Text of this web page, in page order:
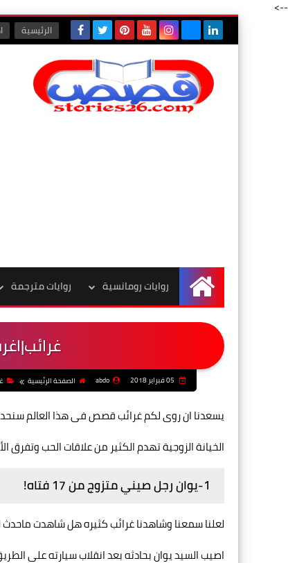
-->
الرئيسية
الرئيسية
روايات رومانسية روايات مترجمة
غرائب|اغرب 5 قصص
abdo الصفحة الرئيسية
يسعدنا ان روى لكم غرائب قصص فى هذا العالم
الخيانة الزوجية تهدم الكثير من علاقات الحب
1-يوان رجل صيني متزوج من 17 فتاه!
لعلنا سمعنا وشاهدنا غرائب كثيره هل شاهدت ماحدث
اصيب السيد يوان بحادثه بعد انقلاب سيارته على